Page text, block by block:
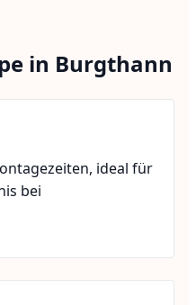
in Burgthann
ideal für
bei